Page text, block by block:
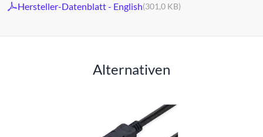
Hersteller-Datenblatt - English(301,0 KB)
Alternativen